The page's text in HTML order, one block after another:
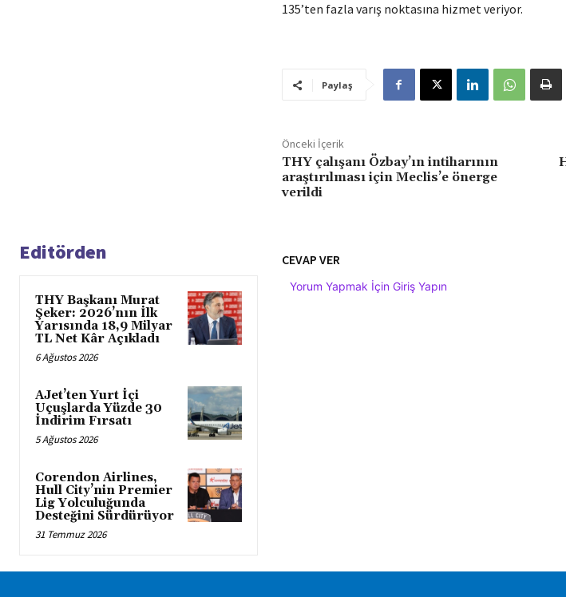
135’ten fazla varış noktasına hizmet veriyor.
Paylaş
Önceki İçerik
THY çalışanı Özbay’ın intiharının
araştırılması için Meclis’e önerge
verildi
Editörden
THY Başkanı Murat
Şeker: 2026’nın İlk
Yarısında 18,9 Milyar
TL Net Kâr Açıkladı
6 Ağustos 2026
AJet’ten Yurt İçi
Uçuşlarda Yüzde 30
İndirim Fırsatı
5 Ağustos 2026
Corendon Airlines,
Hull City’nin Premier
Lig Yolculuğunda
Desteğini Sürdürüyor
31 Temmuz 2026
CEVAP VER
Yorum Yapmak İçin Giriş Yapın